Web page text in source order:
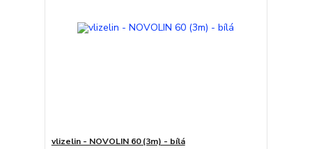
vlizelin - NOVOLIN 60 (3m) - bílá